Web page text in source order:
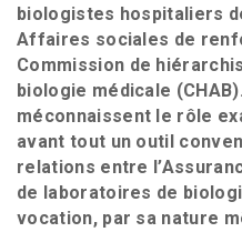
biologistes hospitaliers
Affaires sociales de
Commission de
biologie médicale
méconnaissent le rôle
avant tout un outil
relations entre
de laboratoires de
vocation, par sa nature